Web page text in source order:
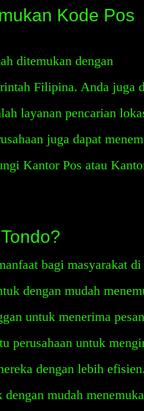
Kode Pos
ditemukan dengan
Filipina. Anda juga
layanan pencarian
juga dapat
Kantor Pos atau
bagi masyarakat di
dengan mudah
untuk menerima
perusahaan untuk
dengan lebih
mudah